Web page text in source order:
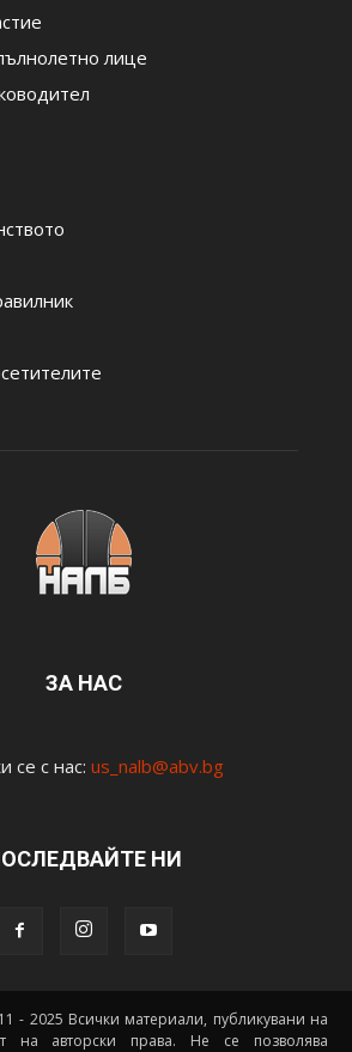
лице
ЗА НАС
се с нас: us_nalb@abv.bg
НИ
- 2025 Всички материали, публикувани на
на авторски права. Не се позволява